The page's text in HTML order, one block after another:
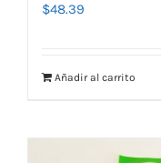
$48.39
Añadir al carrito